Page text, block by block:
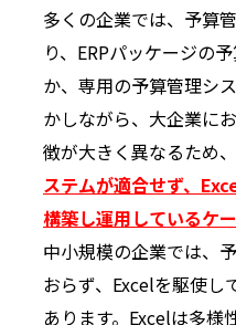
多くの企業では、予算
り、ERPパッケージの
か、専用の予算管理シ
かしながら、大企業に
徴が大きく異なるため、
ステムが適合せず、
構築し運用しているケ
中小規模の企業では、
おらず、Excelを駆使し
あります。Excelは多様